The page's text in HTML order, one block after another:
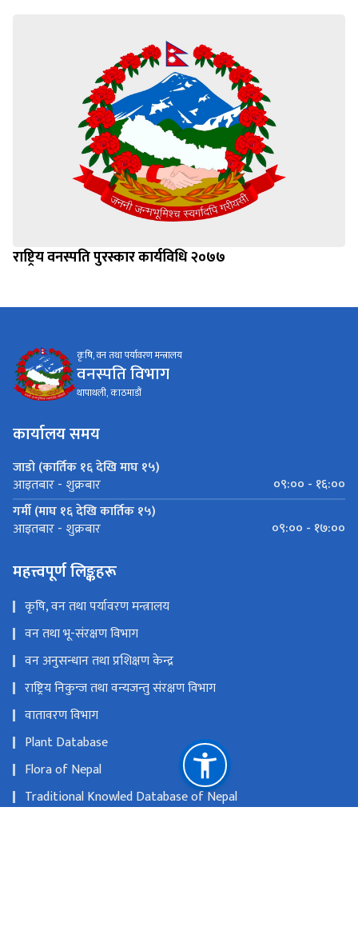
राष्ट्रिय वनस्पति पुरस्कार कार्यविधि २०७७
कृषि, वन तथा पर्यावरण मन्त्रालय
वनस्पति विभाग
थापाथली, काठमाडौं
कार्यालय समय
जाडो (कार्तिक १६ देखि माघ १५)
आइतबार - शुक्रबार
०९:०० - १६:००
गर्मी (माघ १६ देखि कार्तिक १५)
आइतबार - शुक्रबार ०९:०० - १७:००
महत्त्वपूर्ण लिङ्कहरू
कृषि, वन तथा पर्यावरण मन्त्रालय
वन तथा भू-संरक्षण विभाग
वन अनुसन्धान तथा प्रशिक्षण केन्द्र
राष्ट्रिय निकुन्ज तथा वन्यजन्तु संरक्षण विभाग
वातावरण विभाग
Plant Database
Flora of Nepal
Traditional Knowled Database of Nepal